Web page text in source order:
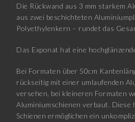
Die Rückwand aus 3 mm starkem
aus zwei beschichteten
Polyethylenkern – rundet das
Das Exponat hat eine
Bei Formaten über 50cm
rückseitig mit einer umlaufenden
versehen, bei kleineren Formaten
Aluminiumschienen verbaut. Diese
Schienen ermöglichen ein